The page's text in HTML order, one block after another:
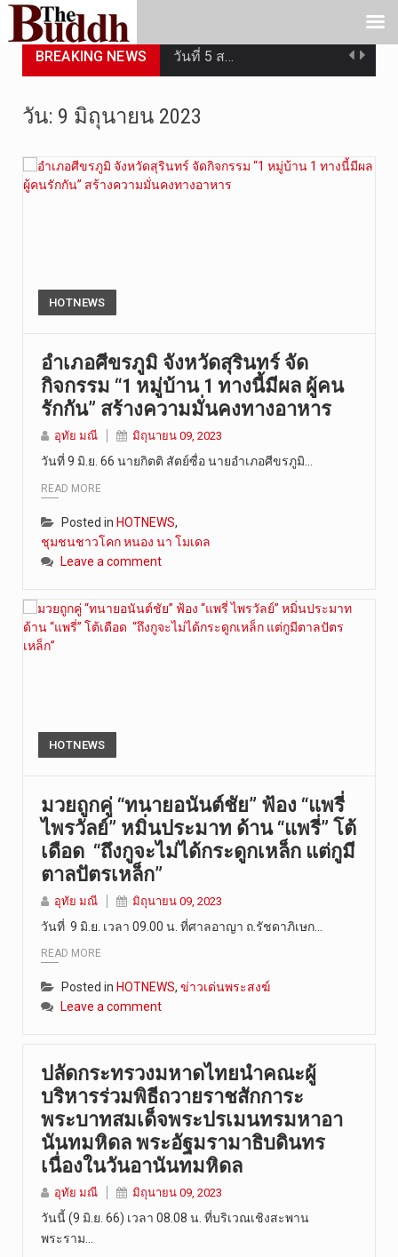
BREAKING NEWS วันที่ 5 ส…
วันจันทร์ท…
ฉับพลัน!! …
วัน: 9 มิถุนายน 2023
HOTNEWS
อำเภอศีขรภูมิ จังหวัดสุรินทร์ จัด
กิจกรรม “1 หมู่บ้าน 1 ทางนี้มีผล ผู้คน
รักกัน” สร้างความมั่นคงทางอาหาร
อุทัย มณี มิถุนายน 09, 2023
วันที่ 9 มิ.ย. 66 นายกิตติ สัตย์ซื่อ นายอำเภอศีขรภูมิ…
READ MORE
Posted in HOTNEWS,
ชุมชนชาวโคก หนอง นา โมเดล
Leave a comment
HOTNEWS
มวยถูกคู่ “ทนายอนันต์ชัย” ฟ้อง “แพรี่
ไพรวัลย์” หมิ่นประมาท ด้าน “แพรี่” โต้
เดือด “ถึงกูจะไม่ได้กระดูกเหล็ก แต่กูมี
ตาลปัตรเหล็ก”
อุทัย มณี มิถุนายน 09, 2023
วันที่ 9 มิ.ย. เวลา 09.00 น. ที่ศาลอาญา ถ.รัชดาภิเษก…
READ MORE
Posted in HOTNEWS, ข่าวเด่นพระสงฆ์
Leave a comment
ปลัดกระทรวงมหาดไทยนำคณะผู้
บริหารร่วมพิธีถวายราชสักการะ
พระบาทสมเด็จพระปรเมนทรมหาอา
นันทมหิดล พระอัฐมรามาธิบดินทร
เนื่องในวันอานันทมหิดล
อุทัย มณี มิถุนายน 09, 2023
วันนี้ (9 มิ.ย. 66) เวลา 08.08 น. ที่บริเวณเชิงสะพาน
พระราม…